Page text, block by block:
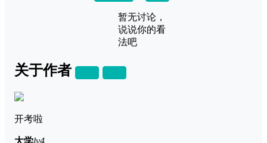
暂无讨论，
说说你的看
法吧
关于作者
开考啦